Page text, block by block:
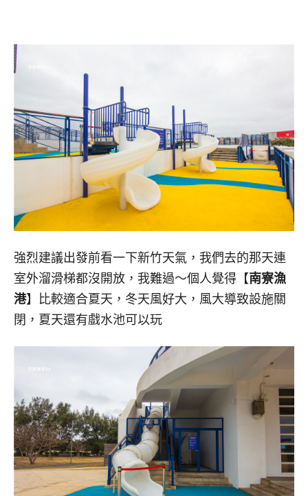
強烈建議出發前看一下新竹天氣，我們去的那天連
室外溜滑梯都沒開放，我難過～個人覺得【南寮漁
港】比較適合夏天，冬天風好大，風大導致設施關
閉，夏天還有戲水池可以玩